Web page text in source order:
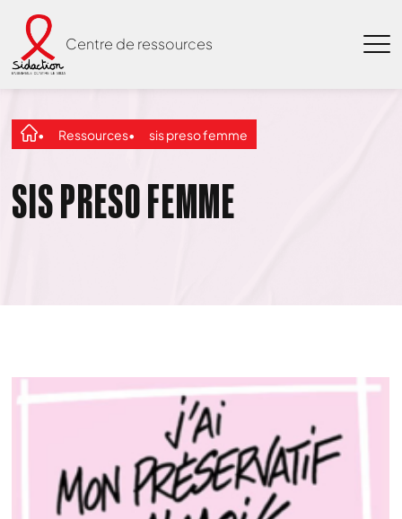
Centre de ressources
Ressources sis preso femme
SIS PRESO FEMME